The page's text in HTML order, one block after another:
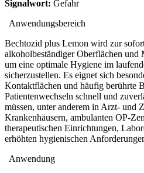
Signalwort: Gefahr
Anwendungsbereich
Bechtozid plus Lemon wird zur
alkoholbeständiger Oberflächen und
um eine optimale Hygiene im
sicherzustellen. Es eignet sich
Kontaktflächen und häufig berührte
Patientenwechseln schnell und
müssen, unter anderem in Arzt- und
Krankenhäusern, ambulanten OP-
therapeutischen Einrichtungen,
erhöhten hygienischen
Anwendung